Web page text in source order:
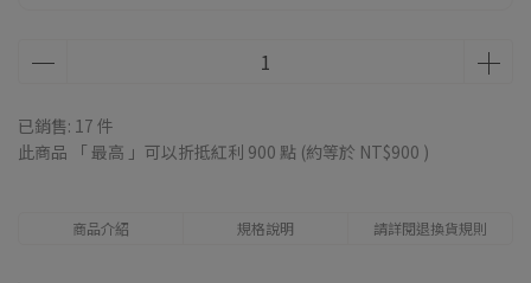
已銷售: 17 件
此商品 「 最高 」可以折抵紅利 900 點 (約等於 NT$900 )
商品介紹 規格說明 請詳閱退換貨規則